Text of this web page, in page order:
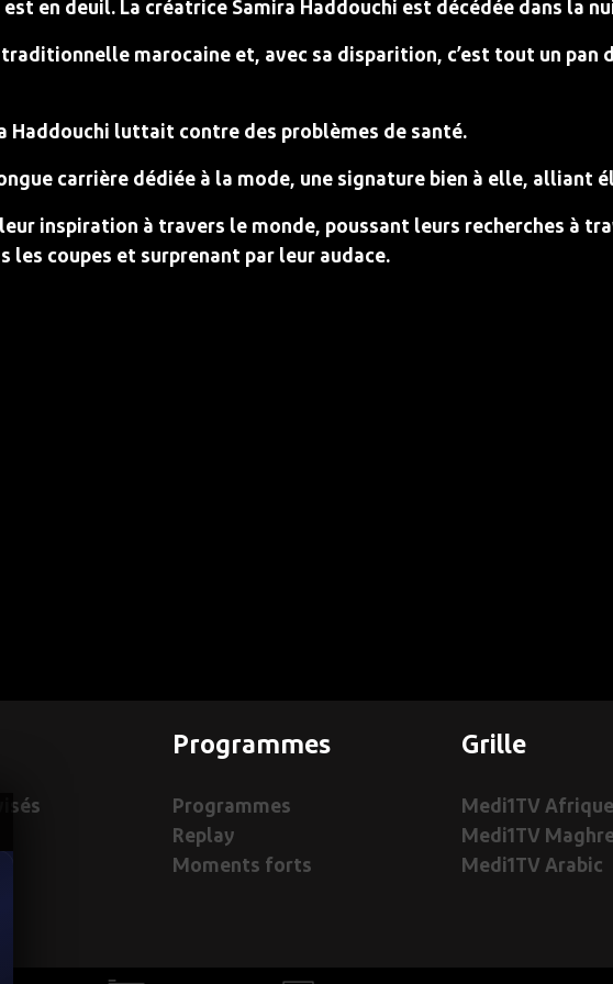
en deuil. La créatrice Samira Haddouchi est décédée dans la
marocaine et, avec sa disparition, c’est tout un pan
Haddouchi luttait contre des problèmes de santé.
carrière dédiée à la mode, une signature bien à elle, alliant
inspiration à travers le monde, poussant leurs recherches à
coupes et surprenant par leur audace.
Programmes
Programmes
Replay
Moments forts
Grille
Medi1TV Afrique
Medi1TV
Medi1TV Arabic